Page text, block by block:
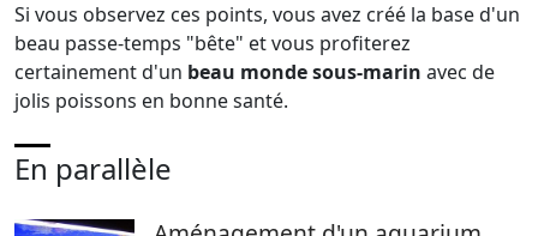
Si vous observez ces points, vous avez créé la base d'un
beau passe-temps "bête" et vous profiterez
certainement d'un beau monde sous-marin avec de
jolis poissons en bonne santé.
En parallèle